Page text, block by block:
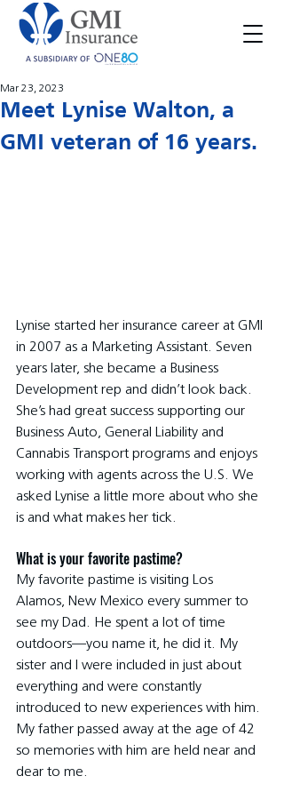
Meet Lynise Walton, a
GMI veteran of 16 years.
Mar 23, 2023
Lynise started her insurance career at GMI
in 2007 as a Marketing Assistant. Seven
years later, she became a Business
Development rep and didn’t look back.
She’s had great success supporting our
Business Auto, General Liability and
Cannabis Transport programs and enjoys
working with agents across the U.S. We
asked Lynise a little more about who she
is and what makes her tick.
What is your favorite pastime?
My favorite pastime is visiting Los
Alamos, New Mexico every summer to
see my Dad. He spent a lot of time
outdoors—you name it, he did it. My
sister and I were included in just about
everything and were constantly
introduced to new experiences with him.
My father passed away at the age of 42
so memories with him are held near and
dear to me.